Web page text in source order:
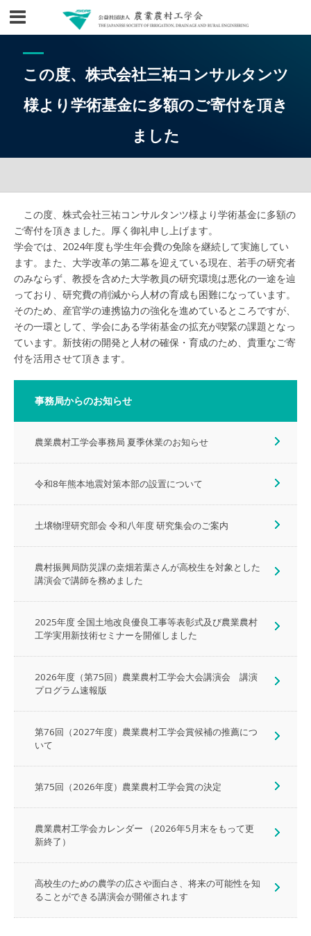
この度、株式会社三祐コンサルタンツ
様より学術基金に多額のご寄付を頂き
ました
この度、株式会社三祐コンサルタンツ様より学術基金に多額の
ご寄付を頂きました。厚く御礼申し上げます。
学会では、2024年度も学生年会費の免除を継続して実施してい
ます。また、大学改革の第二幕を迎えている現在、若手の研究者
のみならず、教授を含めた大学教員の研究環境は悪化の一途を辿
っており、研究費の削減から人材の育成も困難になっています。
そのため、産官学の連携協力の強化を進めているところですが、
その一環として、学会にある学術基金の拡充が喫緊の課題となっ
ています。新技術の開発と人材の確保・育成のため、貴重なご寄
付を活用させて頂きます。
事務局からのお知らせ
農業農村工学会事務局 夏季休業のお知らせ
令和8年熊本地震対策本部の設置について
土壌物理研究部会 令和八年度 研究集会のご案内
農村振興局防災課の桒畑若葉さんが高校生を対象とした
講演会で講師を務めました
2025年度 全国土地改良優良工事等表彰式及び農業農村
工学実用新技術セミナーを開催しました
2026年度（第75回）農業農村工学会大会講演会 講演
プログラム速報版
第76回（2027年度）農業農村工学会賞候補の推薦につ
いて
第75回（2026年度）農業農村工学会賞の決定
農業農村工学会カレンダー （2026年5月末をもって更
新終了）
高校生のための農学の広さや面白さ、将来の可能性を知
ることができる講演会が開催されます